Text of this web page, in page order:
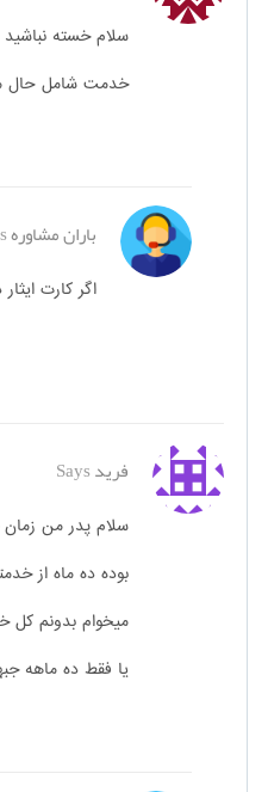
خدمت شامل حال
باران مشاوره
اگر کارت
فریدSays
سلام پدر من
بوده ده ماه از
میخوام بدونم کل
یا فقط ده ماهه